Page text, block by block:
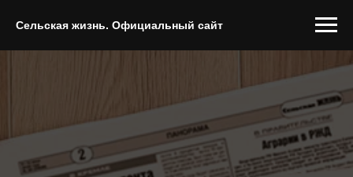
Сельская жизнь. Официальный сайт